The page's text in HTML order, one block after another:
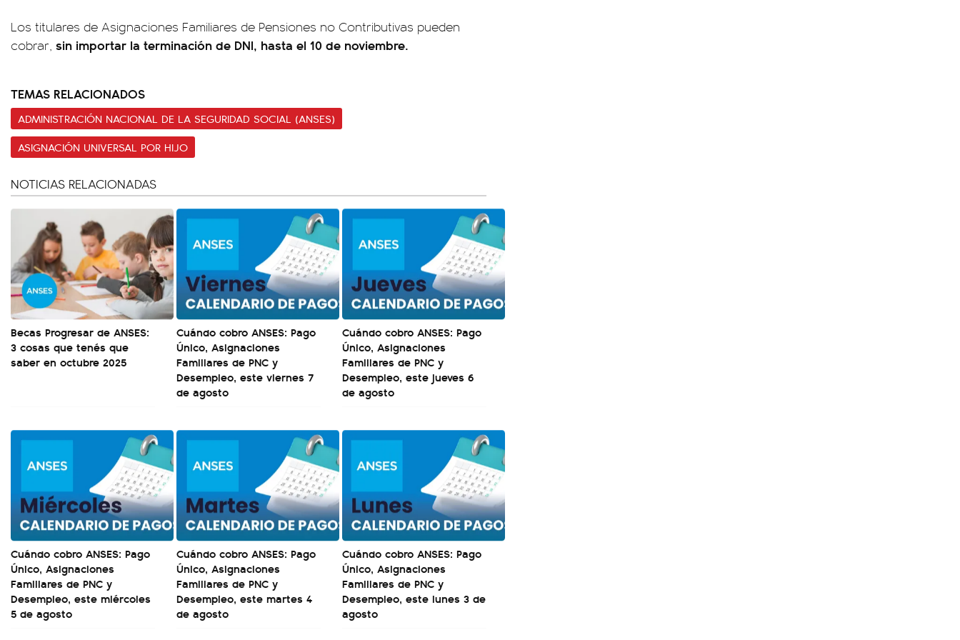
Los titulares de Asignaciones Familiares de Pensiones no Contributivas pueden
cobrar, sin importar la terminación de DNI, hasta el 10 de noviembre.
TEMAS RELACIONADOS
ADMINISTRACIÓN NACIONAL DE LA SEGURIDAD SOCIAL (ANSES)
ASIGNACIÓN UNIVERSAL POR HIJO
NOTICIAS RELACIONADAS
Becas Progresar de ANSES:
3 cosas que tenés que
saber en octubre 2025
Cuándo cobro ANSES: Pago
Único, Asignaciones
Familiares de PNC y
Desempleo, este viernes 7
de agosto
Cuándo cobro ANSES: Pago
Único, Asignaciones
Familiares de PNC y
Desempleo, este jueves 6
de agosto
Cuándo cobro ANSES: Pago
Único, Asignaciones
Familiares de PNC y
Desempleo, este miércoles
5 de agosto
Cuándo cobro ANSES: Pago
Único, Asignaciones
Familiares de PNC y
Desempleo, este martes 4
de agosto
Cuándo cobro ANSES: Pago
Único, Asignaciones
Familiares de PNC y
Desempleo, este lunes 3 de
agosto